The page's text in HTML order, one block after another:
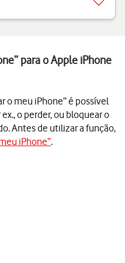
para o Apple iPhone
o meu iPhone” é possível
o perder, ou bloquear o
Antes de utilizar a função,
iPhone”.